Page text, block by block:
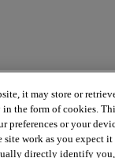
it may store or
in the form of cookies.
preferences or your
site work as you expect it
directly identify